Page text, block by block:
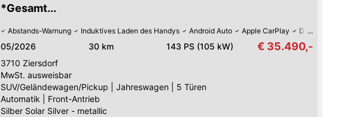
*Gesamt...
Abstands-Warnung Induktives Laden des Handys Android Auto Apple CarPlay Digitales Cockpit
05/2026 30 km 143 PS (105 kW) € 35.490,-
3710 Ziersdorf
MwSt. ausweisbar
SUV/Geländewagen/Pickup
Jahreswagen
5 Türen
Automatik
Front-Antrieb
Silber Solar Silver - metallic